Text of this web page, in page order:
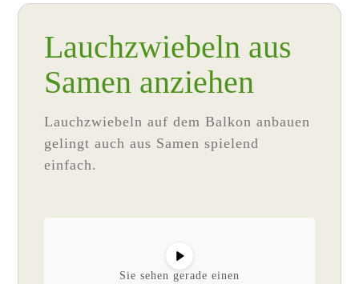
Lauchzwiebeln aus
Samen anziehen
Lauchzwiebeln auf dem Balkon anbauen
gelingt auch aus Samen spielend
einfach.
Sie sehen gerade einen